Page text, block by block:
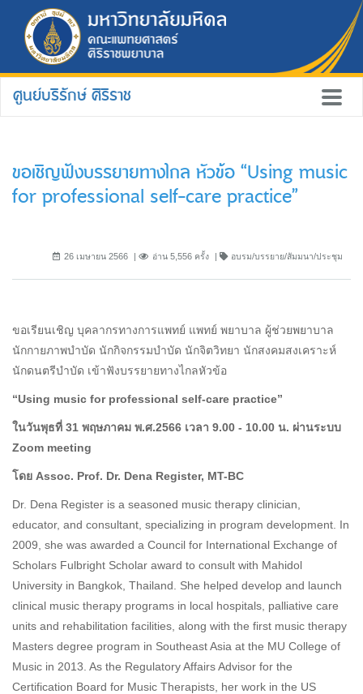
ศูนย์บริรักษ์ ศิริราช
ขอเชิญฟังบรรยายทางไกล หัวข้อ “Using music
for professional self-care practice”
26 เมษายน 2566 อ่าน 5,556 ครั้ง อบรม/บรรยาย/สัมมนา/ประชุม
ขอเรียนเชิญ บุคลากรทางการแพทย์ แพทย์ พยาบาล ผู้ช่วยพยาบาล
นักกายภาพบำบัด นักกิจกรรมบำบัด นักจิตวิทยา นักสงคมสงเคราะห์
นักดนตรีบำบัด เข้าฟังบรรยายทางไกลหัวข้อ
“Using music for professional self-care practice”
ในวันพุธที่ 31 พฤษภาคม พ.ศ.2566 เวลา 9.00 - 10.00 น. ผ่านระบบ
Zoom meeting
โดย Assoc. Prof. Dr. Dena Register, MT-BC
Dr. Dena Register is a seasoned music therapy clinician,
educator, and consultant, specializing in program development. In
2009, she was awarded a Council for International Exchange of
Scholars Fulbright Scholar award to consult with Mahidol
University in Bangkok, Thailand. She helped develop and launch
clinical music therapy programs in local hospitals, palliative care
units and rehabilitation facilities, along with the first music therapy
Masters degree program in Southeast Asia at the MU College of
Music in 2013. As the Regulatory Affairs Advisor for the
Certification Board for Music Therapists, her work in the US